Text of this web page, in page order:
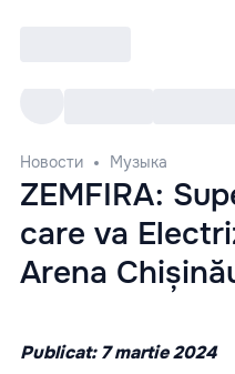
Новости Музыка
ZEMFIRA:
care va
Arena
Publicat: 7 martie 2024